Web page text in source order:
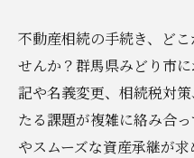
不動産相続の手続き、ど
せんか？群馬県みどり市
記や名義変更、相続税対
たる課題が複雑に絡み合
やスムーズな資産承継が